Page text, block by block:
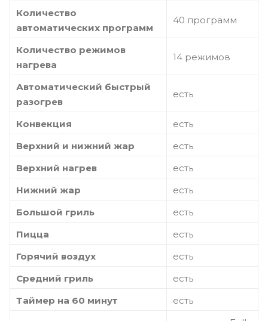
Количество
автоматических программ
40 программ
Количество режимов
нагрева
14 режимов
Автоматический быстрый
разогрев
есть
Конвекция
есть
Верхний и нижний жар
есть
Верхний нагрев
есть
Нижний жар
есть
Большой гриль
есть
Пицца
есть
Горячий воздух
есть
Средний гриль
есть
Таймер на 60 минут
есть